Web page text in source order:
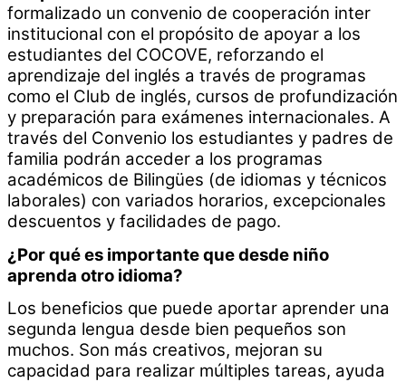
formalizado un convenio de cooperación inter
institucional con el propósito de apoyar a los
estudiantes del COCOVE, reforzando el
aprendizaje del inglés a través de programas
como el Club de inglés, cursos de profundización
y preparación para exámenes internacionales. A
través del Convenio los estudiantes y padres de
familia podrán acceder a los programas
académicos de Bilingües (de idiomas y técnicos
laborales) con variados horarios, excepcionales
descuentos y facilidades de pago.
¿Por qué es importante que desde niño
aprenda otro idioma?
Los beneficios que puede aportar aprender una
segunda lengua desde bien pequeños son
muchos. Son más creativos, mejoran su
capacidad para realizar múltiples tareas, ayuda